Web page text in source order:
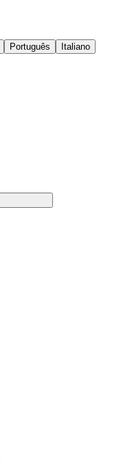
Português
Italiano